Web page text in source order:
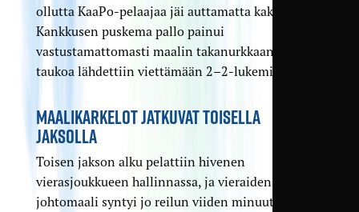
ollutta KaaPo-pelaajaa jäi auttamatta kakkoseksi.
Kankkusen puskema pallo painui
vastustamattomasti maalin takanurkkaan ja näin
taukoa lähdettiin viettämään 2–2-lukemissa.
MAALIKARKELOT JATKUVAT TOISELLA
JAKSOLLA
Toisen jakson alku pelattiin hivenen
vierasjoukkueen hallinnassa, ja vieraiden
johtomaali syntyi jo reilun viiden minuutin pelin